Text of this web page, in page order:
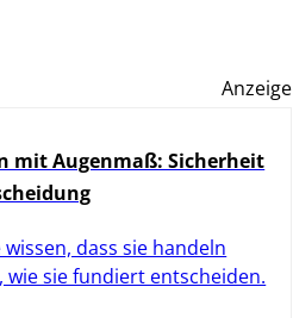
Anzeige
mit Augenmaß: Sicherheit
dass sie handeln
wie sie fundiert entscheiden.